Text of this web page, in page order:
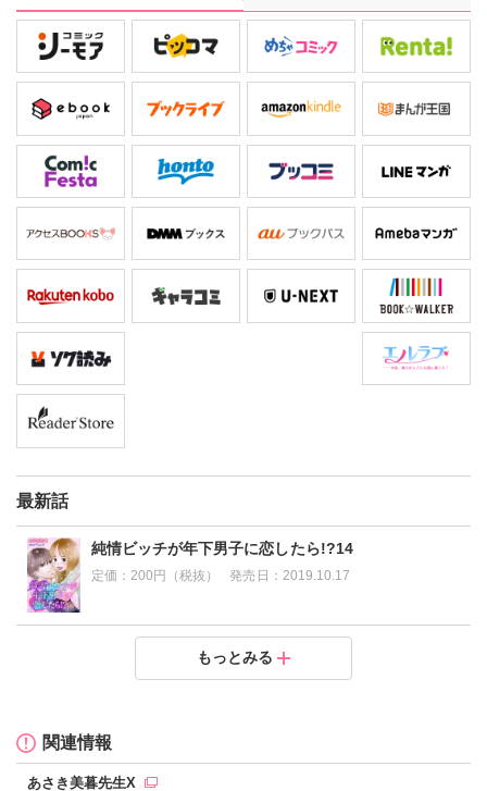
好きになってしまった私はセフレでもOKといってしまって!?
最新話
純情ビッチが年下男子に恋したら!?14
定価： 200円（税抜） 発売日： 2019.10.17
純情ビッチが年下男子に恋したら!?13
200円（税抜） 発売日：2019.10.17
純情ビッチが年下男子に恋したら!?12
200円（税抜） 発売日：2019.09.02
純情ビッチが年下男子に恋したら!?11
200円（税抜） 発売日：2019.08.04
純情ビッチが年下男子に恋したら!?10
200円（税抜） 発売日：2019.07.18
純情ビッチが年下男子に恋したら!?9
200円（税抜） 発売日：2019.06.14
純情ビッチが年下男子に恋したら!?8
200円（税抜） 発売日：2019.04.19
純情ビッチが年下男子に恋したら!?7
200円（税抜） 発売日：2019.04.12
純情ビッチが年下男子に恋したら!?6
200円（税抜） 発売日：2019.03.15
純情ビッチが年下男子に恋したら!?5
200円（税抜） 発売日：2019.01.25
もっとみる
関連情報
あさき美暮先生X